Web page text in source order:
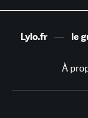
Lylo.fr— le
À